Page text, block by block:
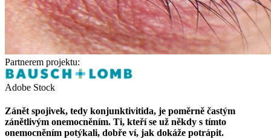
Partnerem projektu:
Adobe Stock
Zánět spojivek, tedy konjunktivitida, je poměrně častým
zánětlivým onemocněním. Ti, kteří se už někdy s tímto
onemocněním potýkali, dobře ví, jak dokáže potrápit.